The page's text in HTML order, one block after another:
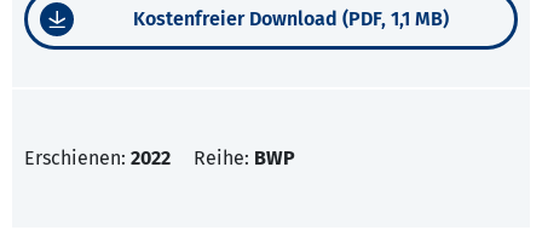
Kostenfreier Download (PDF, 1,1 MB)
Erschienen: 2022 Reihe: BWP